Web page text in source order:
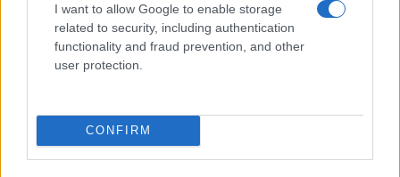
I want to allow Google to enable storage
related to security, including authentication
functionality and fraud prevention, and other
user protection.
CONFIRM
PSICOLOGIA